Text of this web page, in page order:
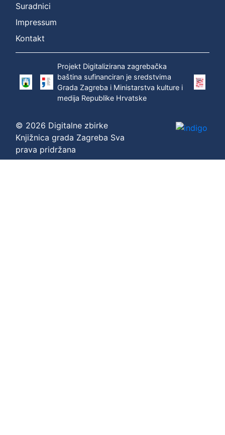
Suradnici
Impressum
Kontakt
Projekt Digitalizirana zagrebačka
baština sufinanciran je sredstvima
Grada Zagreba i Ministarstva kulture i
medija Republike Hrvatske
© 2026 Digitalne zbirke
Knjižnica grada Zagreba Sva
prava pridržana